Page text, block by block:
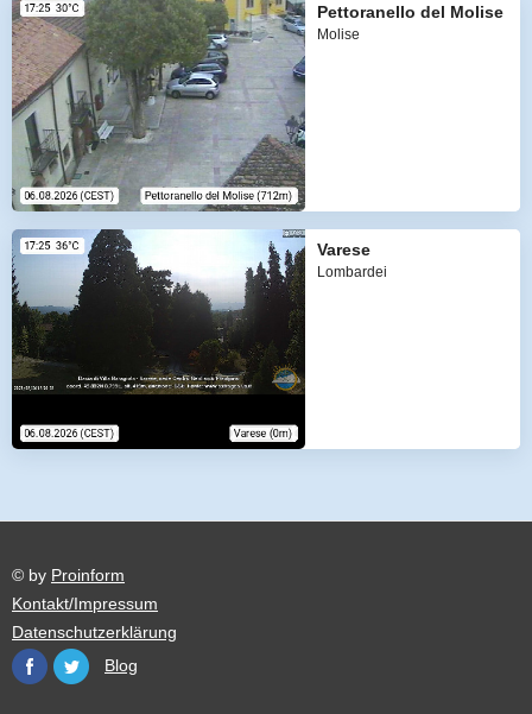
Pettoranello del Molise
Molise
Varese
Lombardei
© by Proinform
Kontakt/Impressum
Datenschutzerklärung
Blog